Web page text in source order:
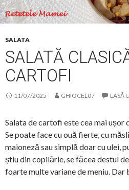
SALATA
SALATĂ
CARTOFI
11/07/2025 GHIOCEL07 LASĂ
Salata de cartofi este cea mai
Se poate face cu ouă fierte, cu
maioneză sau simplă doar cu ulei,
știu din copilărie, se făcea destul
foarte multe variane de meniu. Dar